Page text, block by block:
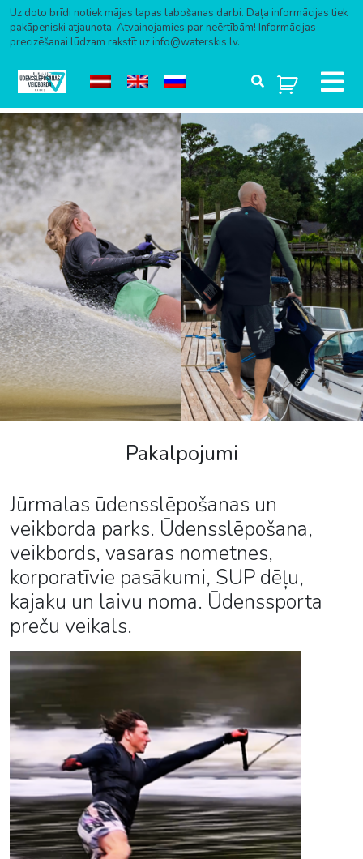
Uz doto brīdi notiek mājas lapas labošanas darbi. Daļa informācijas tiek
pakāpeniski atjaunota. Atvainojamies par neērtībām! Informācijas
precizēšanai lūdzam rakstīt uz info@waterskis.lv.
Pakalpojumi
Jūrmalas ūdensslēpošanas un
veikborda parks. Ūdensslēpošana,
veikbords, vasaras nometnes,
korporatīvie pasākumi, SUP dēļu,
kajaku un laivu noma. Ūdenssporta
preču veikals.